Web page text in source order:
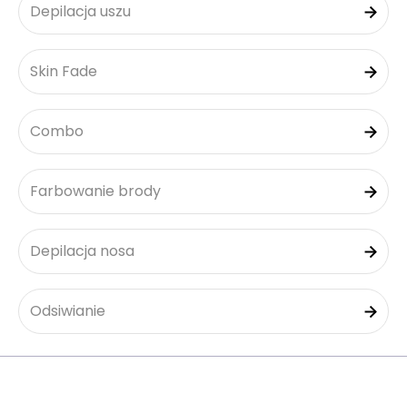
Depilacja uszu
Skin Fade
Combo
Farbowanie brody
Depilacja nosa
Odsiwianie